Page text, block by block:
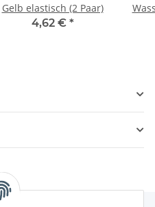
Gelb elastisch (2 Paar)
4,62 € *